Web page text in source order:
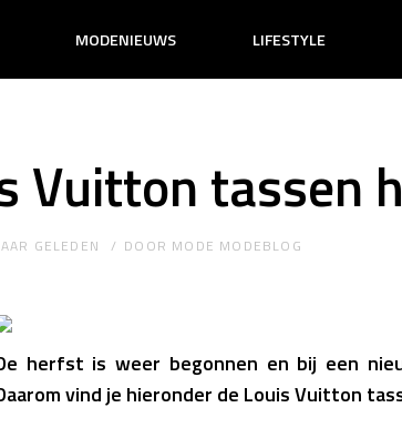
MODENIEUWS LIFESTYLE
Vuitton tassen
GELEDEN DOOR MODE MODEBLOG
herfst is weer begonnen en bij een
vind je hieronder de Louis Vuitton